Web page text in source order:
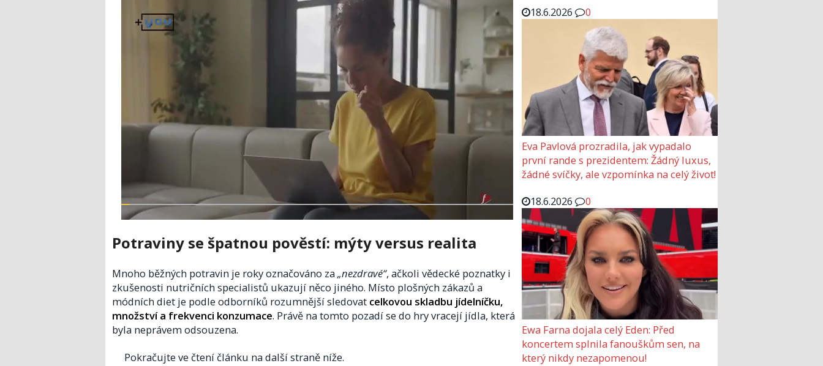
Potraviny se špatnou pověstí: mýty versus realita
Mnoho běžných potravin je roky označováno za „nezdravé“, ačkoli vědecké poznatky i
zkušenosti nutričních specialistů ukazují něco jiného. Místo plošných zákazů a
módních diet je podle odborníků rozumnější sledovat celkovou skladbu jídelníčku,
množství a frekvenci konzumace. Právě na tomto pozadí se do hry vracejí jídla, která
byla neprávem odsouzena.
Pokračujte ve čtení článku na další straně níže.
18.6.2026
0
Eva Pavlová prozradila, jak vypadalo
první rande s prezidentem: Žádný luxus,
žádné svíčky, ale vzpomínka na celý život!
18.6.2026
0
Ewa Farna dojala celý Eden: Před
koncertem splnila fanouškům sen, na
který nikdy nezapomenou!